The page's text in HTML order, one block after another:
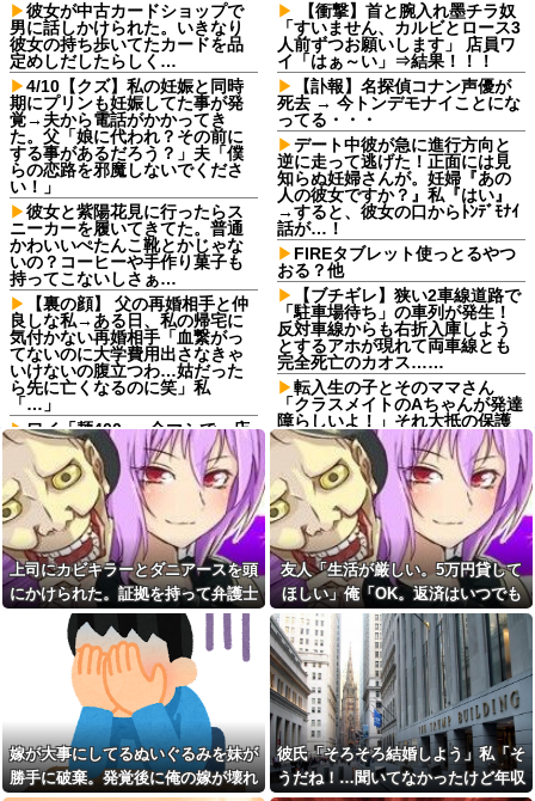
彼女が中古カードショップで
男に話しかけられた。いきなり
彼女の持ち歩いてたカードを品
定めしだしたらしく…
4/10【クズ】私の妊娠と同時
期にプリンも妊娠してた事が発
覚→夫から電話がかかってき
た。父「娘に代われ？その前に
する事があるだろう？」夫「僕
らの恋路を邪魔しないでくださ
い！」
彼女と紫陽花見に行ったらス
ニーカーを履いてきてた。普通
かわいいぺたんこ靴とかじゃな
いの？コーヒーや手作り菓子も
持ってこないしさぁ…
【裏の顔】 父の再婚相手と仲
良しな私→ある日、私の帰宅に
気付かない再婚相手「血繋がっ
てないのに大学費用出さなきゃ
いけないの腹立つわ…姑だった
ら先に亡くなるのに笑」私
「…」
ワイ「麺400g、全マシで」店
主「ウチのマシは多いです
よ！」ワイ「いいから」
一人っ子母子家庭育ちワイ(26)
無職の母親が再婚するらしくて
驚愕
【悲報】「抱かれたくない
男」レジェンドの江頭2:50さ
ん、変わり果てた姿で発見され
る
【画像】速水もこみちが新オ
ープンしたカフェ、サンドイッ
チ1つ3000円←コレは妥当だと思
う？？？？？？
マジで「女しか」使わない言
葉ｗｗｗｗｗｗｗｗｗｗｗｗｗ
ｗｗｗｗｗｗｗｗｗｗｗｗｗｗ
【驚愕】義実家の“素手おにぎ
り”が汚くて無理！ 「子どもに食
べさせたくない！！」←お前ら
【衝撃】首と腕入れ墨チラ奴
「すいません、カルビとロース3
人前ずつお願いします」 店員ワ
イ「はぁ～い」⇒結果！！！
【訃報】名探偵コナン声優が
死去 → 今トンデモナイことにな
ってる・・・
デート中彼が急に進行方向と
逆に走って逃げた！正面には見
知らぬ妊婦さんが。妊婦『あの
人の彼女ですか？』私『はい』
→すると、彼女の口からﾄﾝﾃﾞﾓﾅｲ
話が…！
FIREタブレット使っとるやつ
おる？他
【ブチギレ】狭い2車線道路で
「駐車場待ち」の車列が発生！
反対車線からも右折入庫しよう
とするアホが現れて両車線とも
完全死亡のカオス……
転入生の子とそのママさん
「クラスメイトのAちゃんが発達
障らしいよ！」それ大抵の保護
者が知ってるけど？
ケンタッキーを予約したので
取りに行くと、予約してない人
で長蛇の列に。ママ友「そのチ
キン譲ってくれない？」私
「え？」→結果…
十王邦夫と学園アイドルマス
ター学マススレ
十王邦夫と学園アイドルマス
ター学マススレ
私は相撲を見るのが趣味なん
だけど、男友達にニヤニヤしな
がら「スケベ女が」って言われ
た
【事件】DQNたちを撒き込ん
だ誤解!? 俺が失神して“遺体扱
い”された話ｗｗｗｗ
【ブチギレ】狭い2車線道路で
「駐車場待ち」の車列が発生！
上司にカビキラーとダニアースを頭
にかけられた。証拠を持って弁護士
に相談したら...
友人「生活が厳しい。5万円貸して
ほしい」俺「OK。返済はいつでも
いいよ」→後日、友人のSNSを見
て…
嫁が大事にしてるぬいぐるみを妹が
勝手に破棄。発覚後に俺の嫁が壊れ
彼氏「そろそろ結婚しよう」私「そ
うだね！…聞いてなかったけど年収